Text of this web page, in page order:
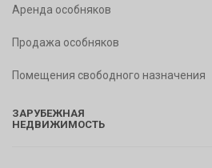
Аренда особняков
Продажа особняков
Помещения свободного назначения
ЗАРУБЕЖНАЯ
НЕДВИЖИМОСТЬ